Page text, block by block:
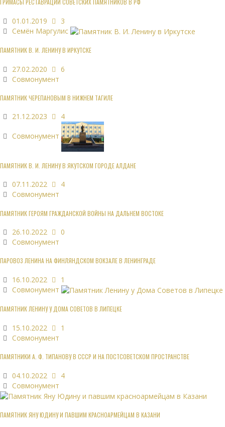
ГРИМАСЫ РЕСТАВРАЦИИ СОВЕТСКИХ ПАМЯТНИКОВ В РФ
01.01.2019
3
Семён Маргулис
ПАМЯТНИК В. И. ЛЕНИНУ В ИРКУТСКЕ
27.02.2020
6
Совмонумент
ПАМЯТНИК ЧЕРЕПАНОВЫМ В НИЖНЕМ ТАГИЛЕ
21.12.2023 4
Совмонумент
ПАМЯТНИК В. И. ЛЕНИНУ В ЯКУТСКОМ ГОРОДЕ АЛДАНЕ
07.11.2022
4
Совмонумент
ПАМЯТНИК ГЕРОЯМ ГРАЖДАНСКОЙ ВОЙНЫ НА ДАЛЬНЕМ ВОСТОКЕ
26.10.2022
0
Совмонумент
ПАРОВОЗ ЛЕНИНА НА ФИНЛЯНДСКОМ ВОКЗАЛЕ В ЛЕНИНГРАДЕ
16.10.2022
1
Совмонумент
ПАМЯТНИК ЛЕНИНУ У ДОМА СОВЕТОВ В ЛИПЕЦКЕ
15.10.2022
1
Совмонумент
ПАМЯТНИКИ А. Ф. ТИПАНОВУ В СССР И НА ПОСТСОВЕТСКОМ ПРОСТРАНСТВЕ
04.10.2022
4
Совмонумент
ПАМЯТНИК ЯНУ ЮДИНУ И ПАВШИМ КРАСНОАРМЕЙЦАМ В КАЗАНИ